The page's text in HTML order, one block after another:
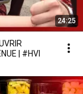
24:25
| #HVI